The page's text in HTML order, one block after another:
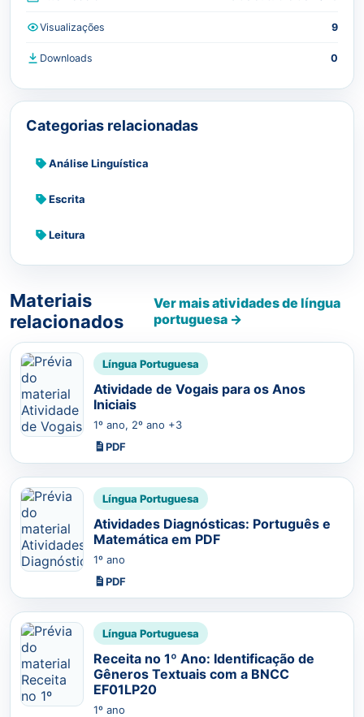
Visualizações 9
Downloads 0
Categorias relacionadas
Análise Linguística
Escrita
Leitura
Materiais
relacionados
Ver mais atividades de língua
portuguesa →
Língua Portuguesa
Atividade de Vogais para os Anos
Iniciais
1º ano, 2º ano +3
PDF
Língua Portuguesa
Atividades Diagnósticas: Português e
Matemática em PDF
1º ano
PDF
Língua Portuguesa
Receita no 1º Ano: Identificação de
Gêneros Textuais com a BNCC
EF01LP20
1º ano